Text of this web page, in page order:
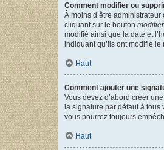
Comment modifier ou
À moins d’être
cliquant sur le bouton modifier
modifié ainsi que la date et
indiquant qu’ils ont modifié
Haut
Comment ajouter une
Vous devez d’abord créer
la signature par défaut à tous
vous pourrez toujours
Haut